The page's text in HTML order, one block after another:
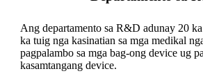
Ang departamento sa R&D adunay 20
ka tuig nga kasinatian sa mga medikal
pagpalambo sa mga bag-ong device ug
kasamtangang device.